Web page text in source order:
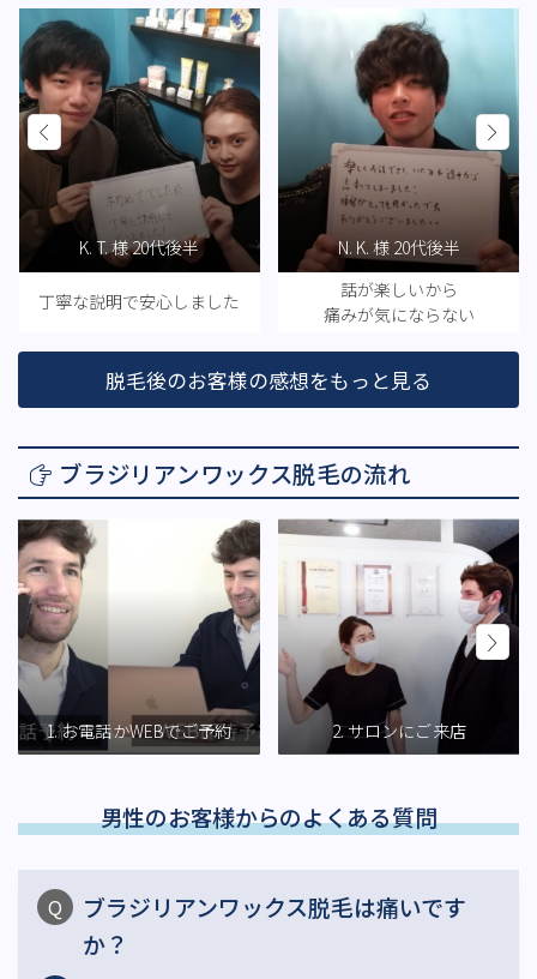
様 20代後半
明で安心しました
N. K. 様 20代後半
話が楽しいから
痛みが気にならない
B.
脱毛後のお客様の感想をもっと見る
ブラジリアンワックス脱毛の流れ
1. お電話かWEBでご予約
サロンの予約方法は2種類
2. サロンにご来店
ご予約時間にサロンご来店
男性のお客様からのよくある質問
ブラジリアンワックス脱毛は痛いです
か？